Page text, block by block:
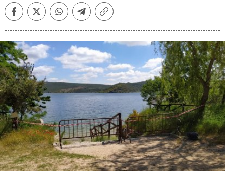
FacebookTwitterWhatsappTelegramCopiar